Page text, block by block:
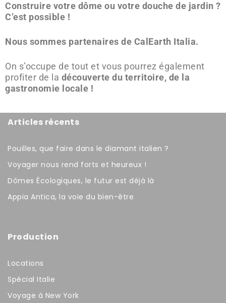
Construire votre dôme ou votre douche de jardin ?
C’est possible !
Nous sommes partenaires de CalEarth Italia.
On s’occupe de tout et vous pourrez également
profiter de la découverte du territoire, de la
gastronomie locale !
Articles récents
Pouilles, que faire dans le diamant italien ?
Voyager nous rend forts et heureux !
Dômes Écologiques, le futur est déjà là
Appia Antica, la voie du bien-être
Production
Locations
Spécial Italie
Voyage à New York